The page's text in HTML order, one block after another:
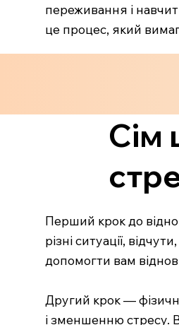
переживання і
це процес, який
Сім
Перший крок до
різні ситуації,
допомогти вам
Другий крок —
і зменшенню стресу.